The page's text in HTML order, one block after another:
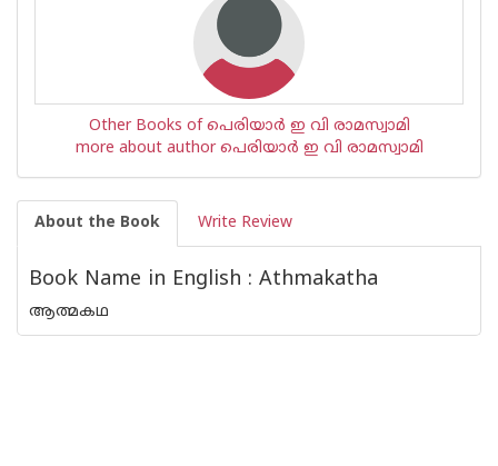
Other Books of പെരിയാര്‍ ഇ വി രാമസ്വാമി
more about author പെരിയാര്‍ ഇ വി രാമസ്വാമി
About the Book Write Review
Book Name in English : Athmakatha
ആത്മകഥ